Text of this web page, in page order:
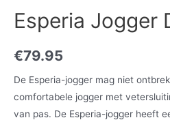
Esperia Jogger
€79.95
De Esperia-jogger mag niet
comfortabele jogger met
van pas. De Esperia-jogger heeft